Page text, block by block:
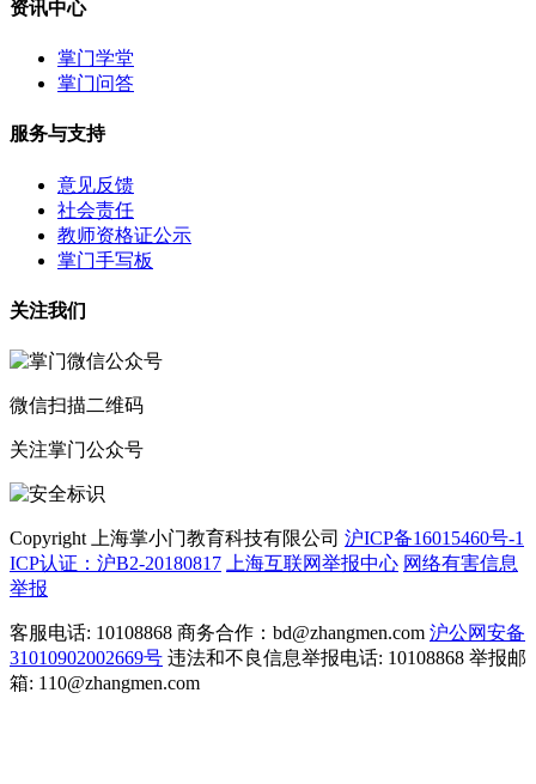
资讯中心
掌门学堂
掌门问答
服务与支持
意见反馈
社会责任
教师资格证公示
掌门手写板
关注我们
微信扫描二维码
关注掌门公众号
Copyright 上海掌小门教育科技有限公司 沪ICP备16015460号-1
ICP认证：沪B2-20180817
上海互联网举报中心 网络有害信息
举报
客服电话: 10108868 商务合作：bd@zhangmen.com 沪公网安备
31010902002669号 违法和不良信息举报电话: 10108868 举报邮
箱: 110@zhangmen.com